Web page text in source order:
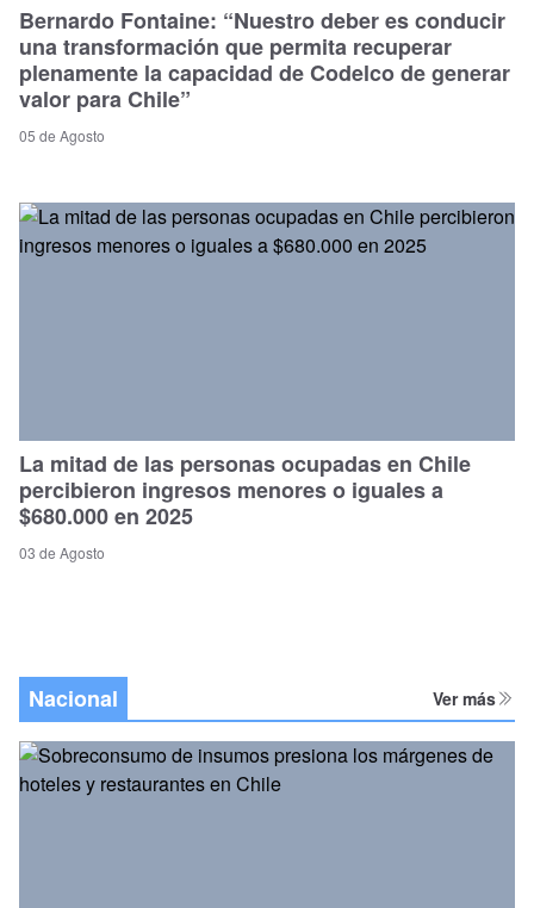
Bernardo Fontaine: “Nuestro deber es conducir
una transformación que permita recuperar
plenamente la capacidad de Codelco de generar
valor para Chile”
05 de Agosto
La mitad de las personas ocupadas en Chile
percibieron ingresos menores o iguales a
$680.000 en 2025
03 de Agosto
Nacional Ver más